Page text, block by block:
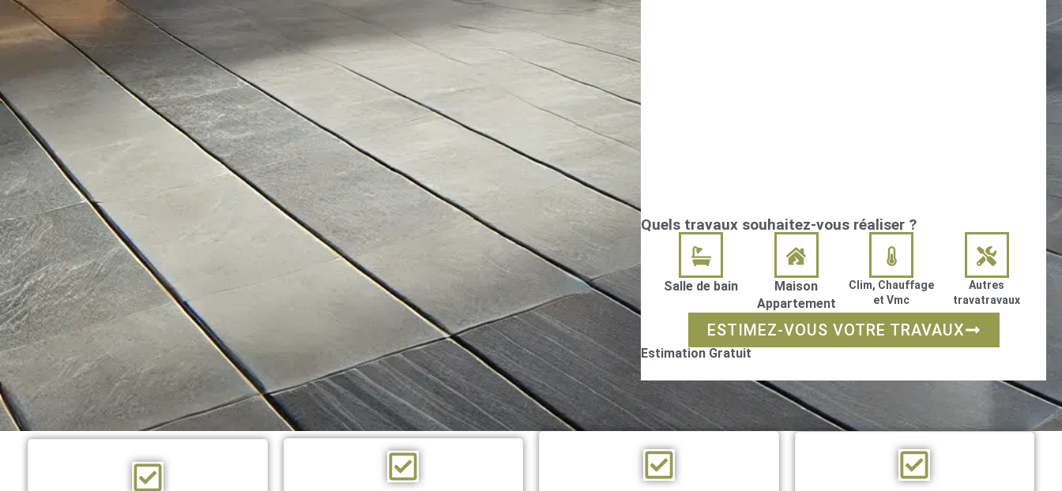
Quels travaux souhaitez-vous réaliser ?
Salle de bain
Maison
Appartement
Clim, Chauffage
et Vmc
Autres
travatravaux
ESTIMEZ-VOUS VOTRE TRAVAUX
Estimation Gratuit